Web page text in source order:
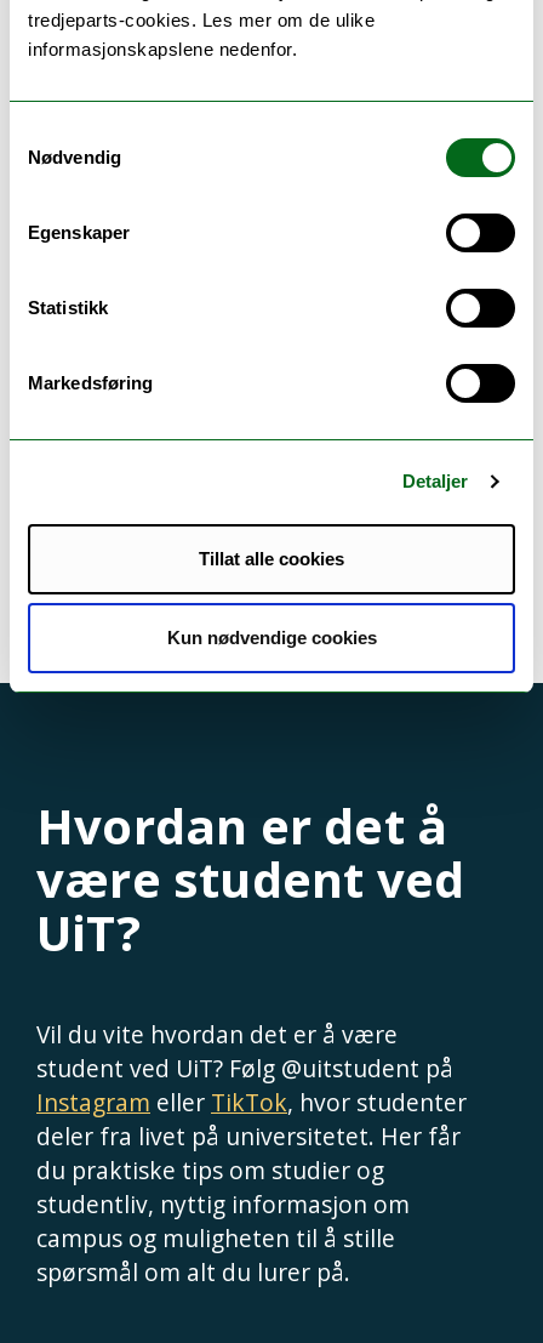
tredjeparts-cookies. Les mer om de ulike
informasjonskapslene nedenfor.
Nødvendig
Egenskaper
Statistikk
Markedsføring
Detaljer
Tillat alle cookies
Kun nødvendige cookies
dokumentasjon du må sende inn, når du får svar
på søknaden og når studiene starter.
Seks gode grunner til å velge UiT
studentmiljø, kort vei til storslått natur og
kulturopplevelser – det er noe av det som gjør UiT
til et godt sted å være student.
Hvordan er det å
være student ved
UiT?
Vil du vite hvordan det er å være
student ved UiT? Følg @uitstudent på
Instagram eller TikTok, hvor studenter
deler fra livet på universitetet. Her får
du praktiske tips om studier og
studentliv, nyttig informasjon om
campus og muligheten til å stille
spørsmål om alt du lurer på.